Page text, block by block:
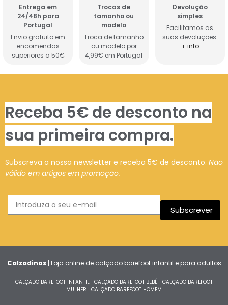
Entrega em
24/48h para
Portugal
Envio gratuito em
encomendas
superiores a 50€
Trocas de
tamanho ou
modelo
Troca de tamanho
ou modelo por
4,99€ em Portugal
Devolução
simples
Facilitamos as
suas devoluções.
+ info
Receba 5€ de desconto na
sua primeira compra.
Subscreva a nossa newsletter e receba 5€ de desconto. Não
válido em artigos em promoção.
Subscrever
Calzadinos| Loja online de calçado barefoot infantil e para adultos
CALÇADO BAREFOOT INFANTIL | CALÇADO BAREFOOT BEBÉ | CALÇADO BAREFOOT
MULHER | CALÇADO BAREFOOT HOMEM